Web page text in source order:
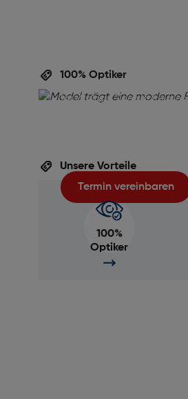
100% Optiker
Ihre Augen verdienen
jetzt einen Termin für
Termin vereinbaren
Unsere Vorteile
100%
Optiker